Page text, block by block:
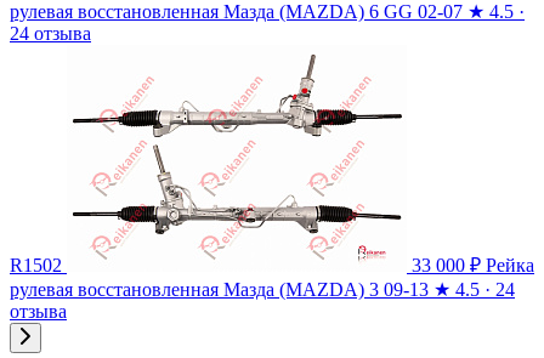
рулевая восстановленная Мазда (MAZDA) 6 GG 02-07 ★ 4.5 ·
24 отзыва
R1502 33 000 ₽ Рейка
рулевая восстановленная Мазда (MAZDA) 3 09-13 ★ 4.5 · 24
отзыва